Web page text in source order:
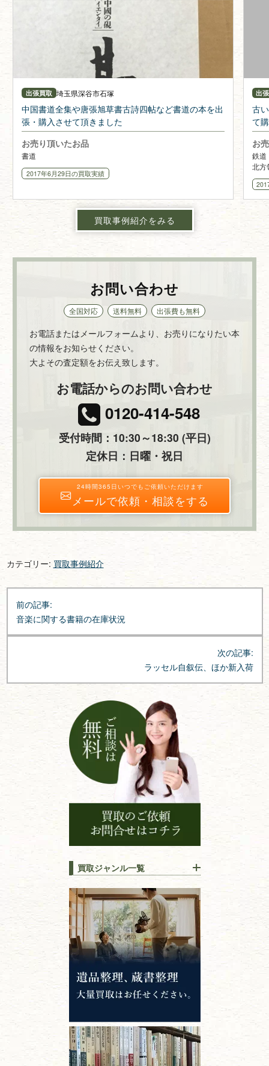
出張買取 埼玉県深谷市石塚
中国書道全集や唐張旭草書古詩四帖など書道の本を出
張・購入させて頂きました
お売り頂いたお品
書道
2017年6月29日の買取実績
出
古
て
お
鉄道
北方
筆画
買取事例紹介をみる
お問い合わせ
全国対応 送料無料 出張費も無料
お電話またはメールフォームより、お売りになりたい本
の情報をお知らせください。
大よその査定額をお伝え致します。
お電話からのお問い合わせ
0120-414-548
受付時間：10:30～18:30 (平日)
定休日：日曜・祝日
24時間365日いつでもご依頼いただけます
メールで依頼・相談をする
カテゴリー: 買取事例紹介
投
稿
ナ
シ
ョ
前の記事:
音楽に関する書籍の在庫状況
次の記事:
ラッセル自叙伝、ほか新入荷
買取ジャンル一覧
江戸時代の書物
唐本・漢籍・
中国書物・朝鮮本
錦絵・浮世絵・版画・刷り物
専門書・ 学術書
哲学書・思想書
心理学・倫理学
仏教書